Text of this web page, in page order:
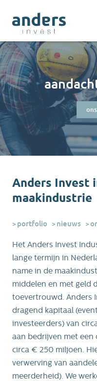
Anders Invest
maakindustrie
portfolio nieuws
Het Anders Invest
lange termijn in
name in de
middelen en met geld
toevertrouwd. Anders
dragend kapitaal
investeerders) van
aan bedrijven met
circa € 250 miljoen.
verwerving van
meerderheid). We